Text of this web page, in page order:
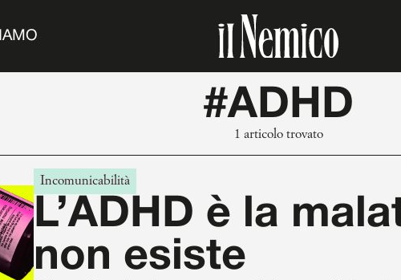
#ADHD
1 articolo trovato
Incomunicabilità
L’ADHD è la
non esiste